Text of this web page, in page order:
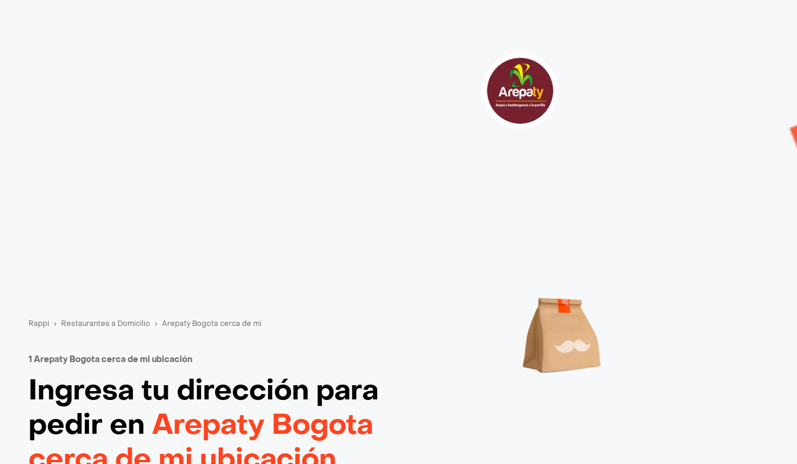
Rappi Restaurantes a Domicilio Arepaty Bogota cerca de mi
1 Arepaty Bogota cerca de mi ubicación
Ingresa tu dirección para
pedir en Arepaty Bogota